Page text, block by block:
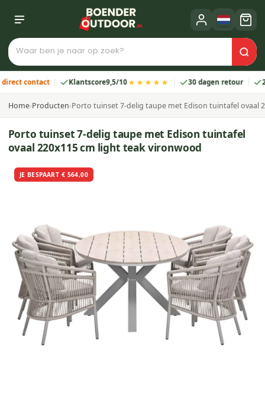
contact Klantscore9,5/10★★★★★ 30 dagen retour 2
Home›Producten›Porto tuinset 7-delig taupe met Edison tuintafel ovaal
Porto tuinset 7-delig taupe met Edison tuintafel
ovaal 220x115 cm light teak vironwood
JE BESPAART € 564,00